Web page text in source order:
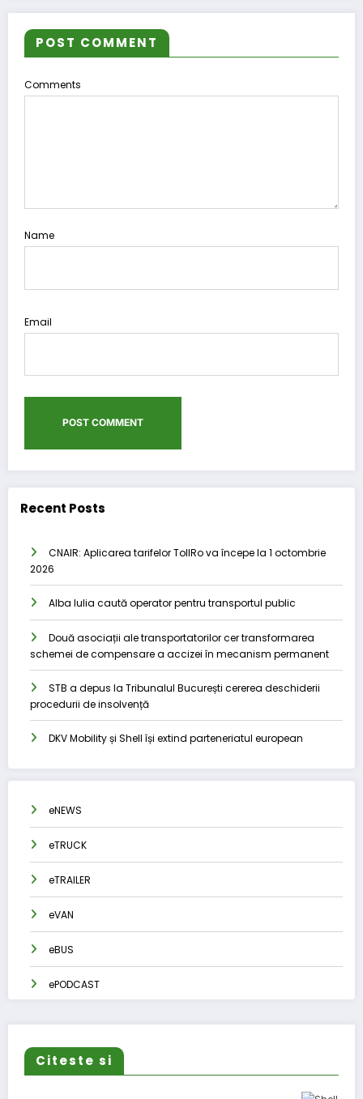
POST COMMENT
Comments
Name
Email
Recent Posts
CNAIR: Aplicarea tarifelor TollRo va începe la 1 octombrie
2026
Alba Iulia caută operator pentru transportul public
Două asociații ale transportatorilor cer transformarea
schemei de compensare a accizei în mecanism permanent
STB a depus la Tribunalul București cererea deschiderii
procedurii de insolvență
DKV Mobility și Shell își extind parteneriatul european
eNEWS
eTRUCK
eTRAILER
eVAN
eBUS
ePODCAST
Citeste si